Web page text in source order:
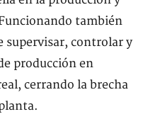
también
supervisar, controlar y
producción en
cerrando la brecha